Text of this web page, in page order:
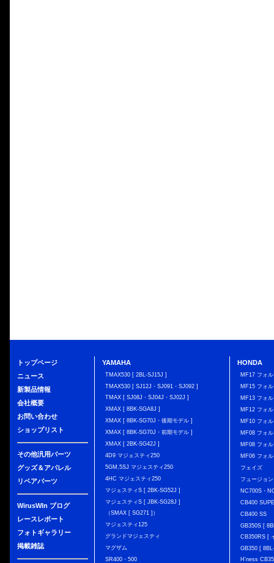
トップページ
ニュース
新製品情報
会社概要
お問い合わせ
ショップリスト
その他汎用パーツ
グッズ＆アパレル
リペアパーツ
WirusWIn ブログ
レースレポート
フォトギャラリー
掲載雑誌
YAMAHA
TMAX530 [ 2BL-SJ15J ]
TMAX530 [ SJ12J・SJ091・SJ092 ]
TMAX [ SJ08J・SJ04J・SJ02J ]
XMAX [ 8BK-SGA8J ]
XMAX [ 8BK-SG70J・後期モデル ]
XMAX [ 8BK-SG70J・前期モデル ]
XMAX [ 2BK-SG42J ]
4D9 マジェスティ250
5GM,5SJ マジェスティ250
4HC マジェスティ250
マジェスティS [ 2BK-SG52J ]
マジェスティS [ JBK-SG28J ]
（SMAX [ SG271 ]）
マジェスティ125
グランドマジェスティ
マグザム
SR400・500
HONDA
MF17 フォ
MF15 フォ
MF13 フォ
MF12 フォ
MF10 フォ
MF08 フォ
MF08 フォ
MF06 フォ
フェイズ
フュージョン
NC700S・
CB400
CB400 SS
GB350S [
CB350RS [
GB350 [
H'ness